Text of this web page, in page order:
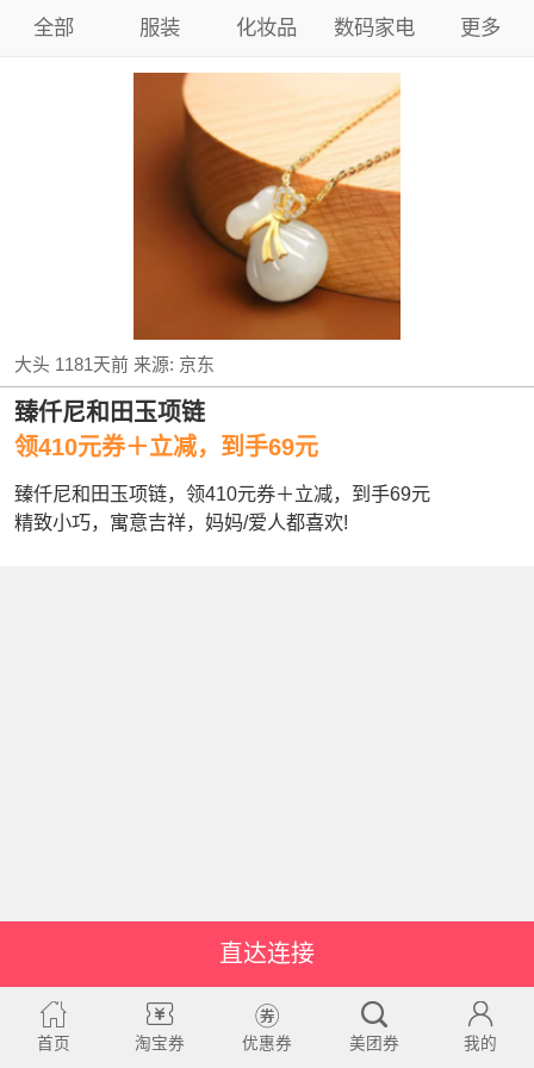
全部 服装 化妆品 数码家电 更多
大头 1181天前来源: 京东
臻仟尼和田玉项链
领410元券＋立减，到手69元
臻仟尼和田玉项链，领410元券＋立减，到手69元
精致小巧，寓意吉祥，妈妈/爱人都喜欢!
直达连接
首页 淘宝券 优惠券 美团券 我的